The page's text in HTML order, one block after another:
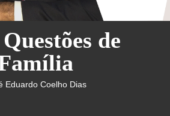
de
Eduardo Coelho Dias